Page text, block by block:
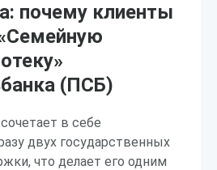
почему клиенты
(ПСБ)
в себе
двух государственных
что делает его одним